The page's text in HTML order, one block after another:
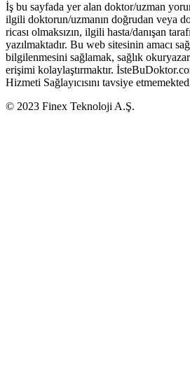
İş bu sayfada yer alan doktor/uzman
ilgili doktorun/uzmanın doğrudan veya
ricası olmaksızın, ilgili hasta/danışan
yazılmaktadır. Bu web sitesinin amacı
bilgilenmesini sağlamak, sağlık
erişimi kolaylaştırmaktır.
Hizmeti Sağlayıcısını tavsiye
© 2023 Finex Teknoloji A.Ş.